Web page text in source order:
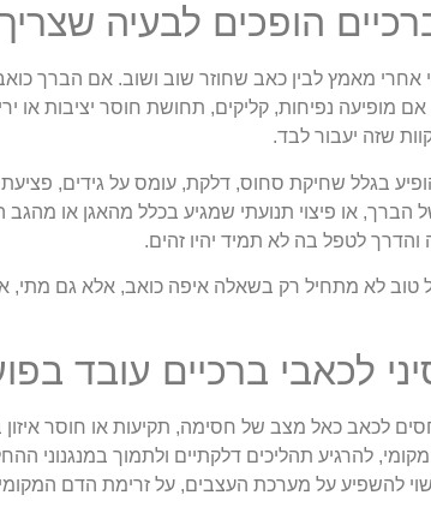
הופכים לבעיה
אחרי מאמץ לבין כאב שחוזר שוב ושוב. אם הברך
מופיעה נפיחות, קליקים, תחושת חוסר יציבות או
שזה יעבור לבד.
בגלל שחיקת סחוס, דלקת, עומס על גידים,
או פיצוי תנועתי שמגיע בכלל מהאגן או מהגב
והדרך לטפל בה לא תמיד יהיו זהים.
טוב לא מתחיל רק בשאלה איפה כואב, אלא גם מתי,
לכאבי ברכיים עובד
לכאב כאל מצב של חסימה, תקיעות או חוסר איזון
להרגיע תהליכים דלקתיים ולתמוך במנגנוני
להשפיע על מערכת העצבים, על זרימת הדם